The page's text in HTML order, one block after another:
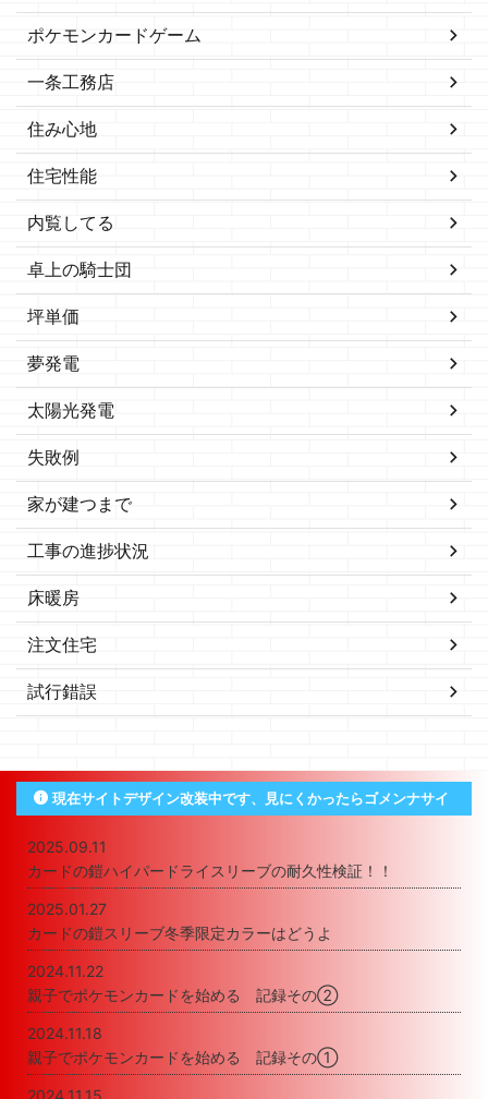
ポケモンカードゲーム
一条工務店
住み心地
住宅性能
内覧してる
卓上の騎士団
坪単価
夢発電
太陽光発電
失敗例
家が建つまで
工事の進捗状況
床暖房
注文住宅
試行錯誤
現在サイトデザイン改装中です、見にくかったらゴメンナサイ
2025.09.11
カードの鎧ハイパードライスリーブの耐久性検証！！
2025.01.27
カードの鎧スリーブ冬季限定カラーはどうよ
2024.11.22
親子でポケモンカードを始める 記録その②
2024.11.18
親子でポケモンカードを始める 記録その①
2024.11.15